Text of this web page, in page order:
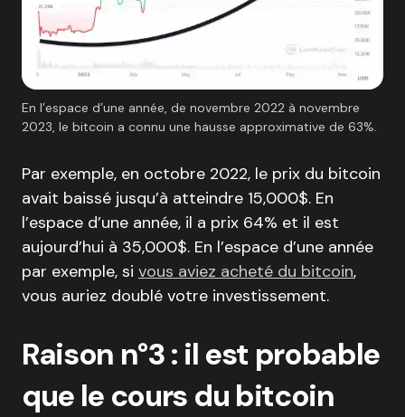
En l’espace d’une année, de novembre 2022 à novembre
2023, le bitcoin a connu une hausse approximative de 63%.
Par exemple, en octobre 2022, le prix du bitcoin
avait baissé jusqu’à atteindre 15,000$. En
l’espace d’une année, il a prix 64% et il est
aujourd’hui à 35,000$. En l’espace d’une année
par exemple, si vous aviez acheté du bitcoin,
vous auriez doublé votre investissement.
Raison n°3 : il est probable
que le cours du bitcoin